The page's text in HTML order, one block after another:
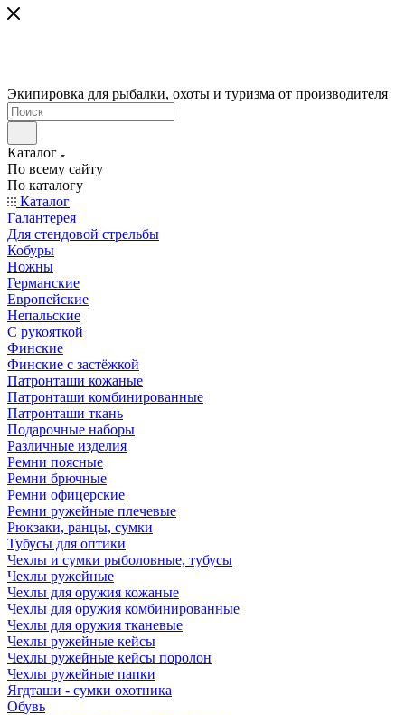
Экипировка для рыбалки, охоты и туризма от производителя
Каталог
По всему сайту
По каталогу
Каталог
Галантерея
Для стендовой стрельбы
Кобуры
Ножны
Германские
Европейские
Непальские
С рукояткой
Финские
Финские с застёжкой
Патронташи кожаные
Патронташи комбинированные
Патронташи ткань
Подарочные наборы
Различные изделия
Ремни поясные
Ремни брючные
Ремни офицерские
Ремни ружейные плечевые
Рюкзаки, ранцы, сумки
Тубусы для оптики
Чехлы и сумки рыболовные, тубусы
Чехлы ружейные
Чехлы для оружия кожаные
Чехлы для оружия комбинированные
Чехлы для оружия тканевые
Чехлы ружейные кейсы
Чехлы ружейные кейсы поролон
Чехлы ружейные папки
Ягдташи - сумки охотника
Обувь